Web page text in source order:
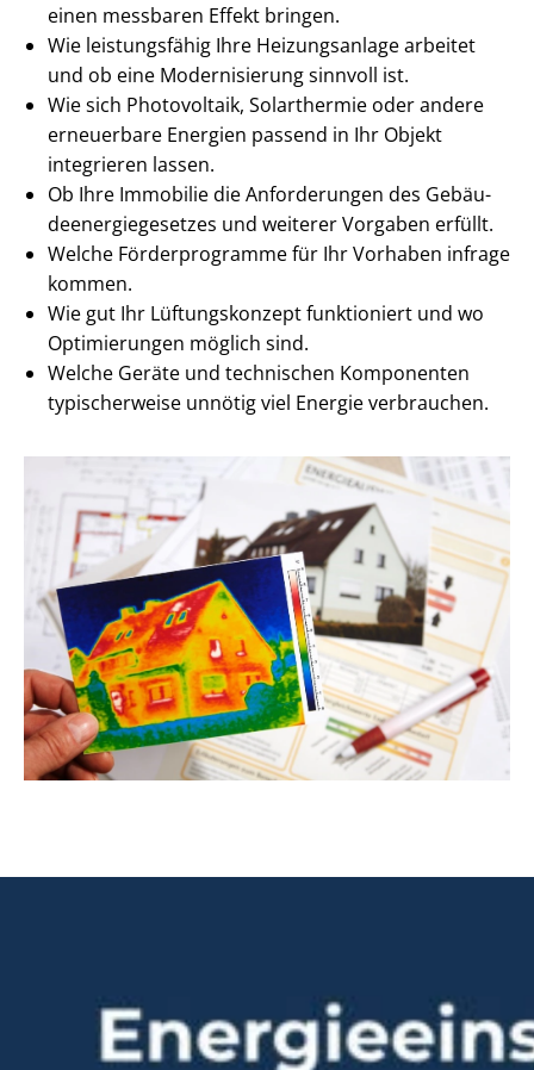
einen messbaren Effekt bringen.
Wie leistungsfähig Ihre Heizungsanlage arbeitet
und ob eine Modernisierung sinnvoll ist.
Wie sich Photovoltaik, Solarthermie oder andere
erneuerbare Energien passend in Ihr Objekt
integrieren lassen.
Ob Ihre Immobilie die Anforderungen des Ge­bäu­
de­en­er­gie­ge­set­zes und weiterer Vorgaben erfüllt.
Welche Förderprogramme für Ihr Vorhaben infrage
kommen.
Wie gut Ihr Lüftungskonzept funktioniert und wo
Optimierungen möglich sind.
Welche Geräte und technischen Komponenten
typischerweise unnötig viel Energie verbrauchen.